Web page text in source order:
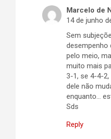
Marcelo de
14 de junho
Sem
desempenho
pelo meio,
muito mais
3-1, se 4-4-
dele não
enquanto…
Sds
Reply